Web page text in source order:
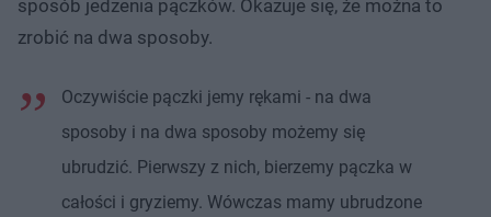
sposób jedzenia pączków. Okazuje się, że można to
zrobić na dwa sposoby.
Oczywiście pączki jemy rękami - na dwa
sposoby i na dwa sposoby możemy się
ubrudzić. Pierwszy z nich, bierzemy pączka w
całości i gryziemy. Wówczas mamy ubrudzone